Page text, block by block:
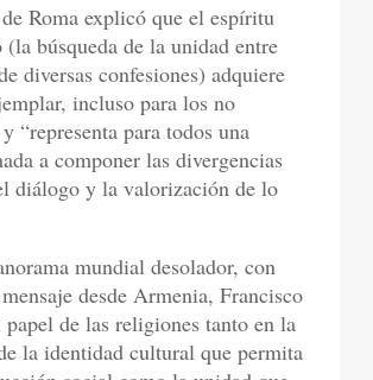
Roma explicó que el espíritu
(la búsqueda de la unidad entre
diversas confesiones) adquiere
incluso para los no
“representa para todos una
a componer las divergencias
diálogo y la valorización de lo
mundial desolador, con
desde Armenia, Francisco
de las religiones tanto en la
la identidad cultural que permita